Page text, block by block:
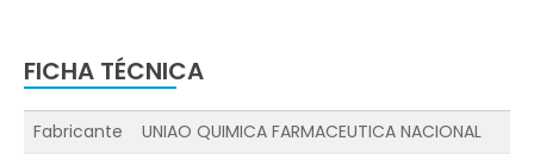
FICHA TÉCNICA
Fabricante UNIAO QUIMICA FARMACEUTICA NACIONAL